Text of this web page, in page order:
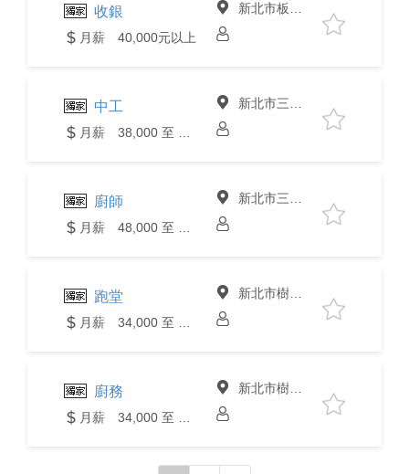
收銀
月薪 40,000元以上
新北市板橋區
中工 新北市三峽區
廚師 新北市三峽區
跑堂 新北市樹林區
廚務 新北市樹林區